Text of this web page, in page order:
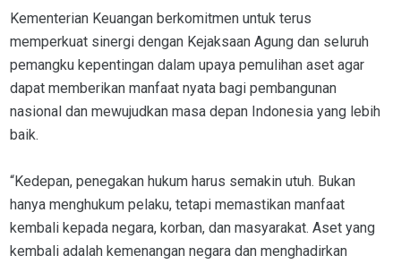
Kementerian Keuangan berkomitmen untuk terus
memperkuat sinergi dengan Kejaksaan Agung dan seluruh
pemangku kepentingan dalam upaya pemulihan aset agar
dapat memberikan manfaat nyata bagi pembangunan
nasional dan mewujudkan masa depan Indonesia yang lebih
baik.
“Kedepan, penegakan hukum harus semakin utuh. Bukan
hanya menghukum pelaku, tetapi memastikan manfaat
kembali kepada negara, korban, dan masyarakat. Aset yang
kembali adalah kemenangan negara dan menghadirkan